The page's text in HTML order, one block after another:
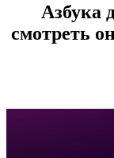
Азбука
смотреть